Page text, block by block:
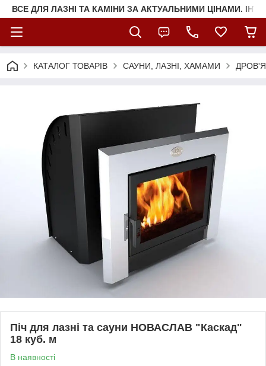
ВСЕ ДЛЯ ЛАЗНІ ТА КАМІНИ ЗА АКТУАЛЬНИМИ ЦІНАМИ.
КАТАЛОГ ТОВАРІВ САУНИ, ЛАЗНІ, ХАМАМИ
Піч для лазні та сауни НОВАСЛАВ "Каскад"
18 куб. м
В наявності